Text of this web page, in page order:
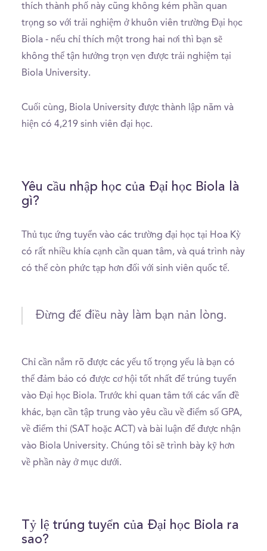
thích thành phố này cũng không kém phần quan
trọng so với trải nghiệm ở khuôn viên trường Đại học
Biola - nếu chỉ thích một trong hai nơi thì bạn sẽ
không thể tận hưởng trọn vẹn được trải nghiệm tại
Biola University.
Cuối cùng, Biola University được thành lập năm và
hiện có 4,219 sinh viên đại học.
Yêu cầu nhập học của Đại học Biola là
gì?
Thủ tục ứng tuyển vào các trường đại học tại Hoa Kỳ
có rất nhiều khía cạnh cần quan tâm, và quá trình này
có thể còn phức tạp hơn đối với sinh viên quốc tế.
Đừng để điều này làm bạn nản lòng.
Chỉ cần nắm rõ được các yếu tố trọng yếu là bạn có
thể đảm bảo có được cơ hội tốt nhất để trúng tuyển
vào Đại học Biola. Trước khi quan tâm tới các vấn đề
khác, bạn cần tập trung vào yêu cầu về điểm số GPA,
về điểm thi (SAT hoặc ACT) và bài luận để được nhận
vào Biola University. Chúng tôi sẽ trình bày kỹ hơn
về phần này ở mục dưới.
Tỷ lệ trúng tuyển của Đại học Biola ra
sao?